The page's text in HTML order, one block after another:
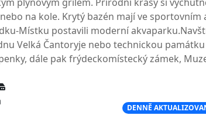
na kole. Krytý bazén mají ve sportovním
Místku postavili moderní
Velká Čantoryje nebo technickou památku
dále pak frýdeckomístecký zámek,
DENNĚ